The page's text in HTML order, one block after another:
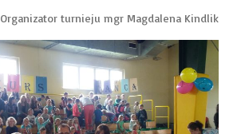
Organizator turnieju mgr Magdalena Kindlik